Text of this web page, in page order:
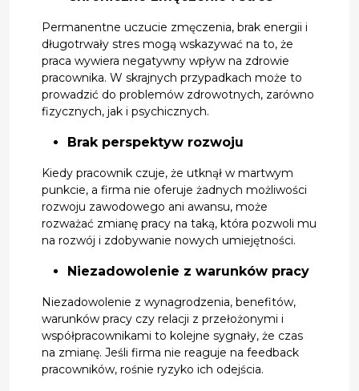
Permanentne uczucie zmęczenia, brak energii i
długotrwały stres mogą wskazywać na to, że
praca wywiera negatywny wpływ na zdrowie
pracownika. W skrajnych przypadkach może to
prowadzić do problemów zdrowotnych, zarówno
fizycznych, jak i psychicznych.
Brak perspektyw rozwoju
Kiedy pracownik czuje, że utknął w martwym
punkcie, a firma nie oferuje żadnych możliwości
rozwoju zawodowego ani awansu, może
rozważać zmianę pracy na taką, która pozwoli mu
na rozwój i zdobywanie nowych umiejętności.
Niezadowolenie z warunków pracy
Niezadowolenie z wynagrodzenia, benefitów,
warunków pracy czy relacji z przełożonymi i
współpracownikami to kolejne sygnały, że czas
na zmianę. Jeśli firma nie reaguje na feedback
pracowników, rośnie ryzyko ich odejścia.